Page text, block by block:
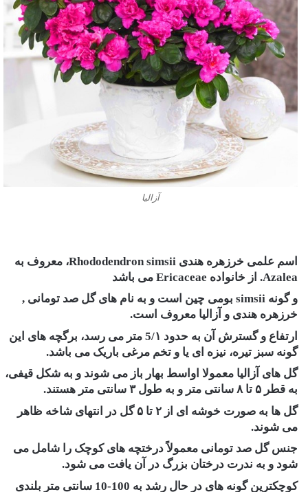
آزالیا
اسم علمی خرزهره هندی Rhododendron simsii، معروف به
Azalea. از خانواده Ericaceae می باشد
و گونه simsii بومی چین است و به نام های گل صد تومانی ,
خرزهره هندی و آزالیا معروف است.
ارتفاع و گسترش آن به حدود 5/۱ متر می رسد، برگچه های این
گونه سبز تیره، نیزه ای یا و تخم مرغی باریک می باشد.
گل های آزالیا معمولا اواسط بهار باز می شوند و به شکل قیفی،
به قطر ۵ تا ۸ سانتی متر و به طول ۳ سانتی متر هستند.
گل ها به صورت خوشه ای از ۲ تا ۵ گل در انتهای شاخه ظاهر
می شوند.
جنس گل صد تومانی معمولاً درختچه های کوچک را شامل می
شود و به ندرت درختان بزرگ در آن یافت می شود.
کوچکترین گونه های در حال رشد به 100-10 سانتی متر بلندی